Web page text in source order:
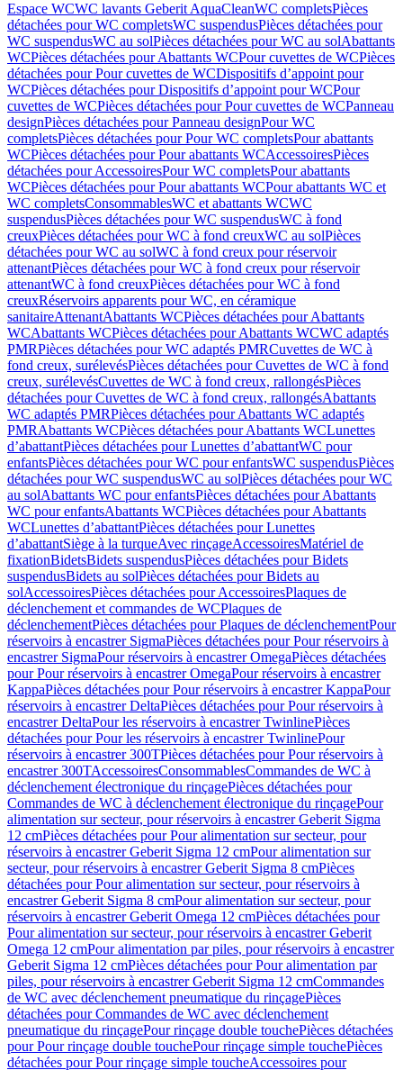
Espace WCWC lavants Geberit AquaCleanWC completsPièces
détachées pour WC completsWC suspendusPièces détachées pour
WC suspendusWC au solPièces détachées pour WC au solAbattants
WCPièces détachées pour Abattants WCPour cuvettes de WCPièces
détachées pour Pour cuvettes de WCDispositifs d’appoint pour
WCPièces détachées pour Dispositifs d’appoint pour WCPour
cuvettes de WCPièces détachées pour Pour cuvettes de WCPanneau
designPièces détachées pour Panneau designPour WC
completsPièces détachées pour Pour WC completsPour abattants
WCPièces détachées pour Pour abattants WCAccessoiresPièces
détachées pour AccessoiresPour WC completsPour abattants
WCPièces détachées pour Pour abattants WCPour abattants WC et
WC completsConsommablesWC et abattants WCWC
suspendusPièces détachées pour WC suspendusWC à fond
creuxPièces détachées pour WC à fond creuxWC au solPièces
détachées pour WC au solWC à fond creux pour réservoir
attenantPièces détachées pour WC à fond creux pour réservoir
attenantWC à fond creuxPièces détachées pour WC à fond
creuxRéservoirs apparents pour WC, en céramique
sanitaireAttenantAbattants WCPièces détachées pour Abattants
WCAbattants WCPièces détachées pour Abattants WCWC adaptés
PMRPièces détachées pour WC adaptés PMRCuvettes de WC à
fond creux, surélevésPièces détachées pour Cuvettes de WC à fond
creux, surélevésCuvettes de WC à fond creux, rallongésPièces
détachées pour Cuvettes de WC à fond creux, rallongésAbattants
WC adaptés PMRPièces détachées pour Abattants WC adaptés
PMRAbattants WCPièces détachées pour Abattants WCLunettes
d’abattantPièces détachées pour Lunettes d’abattantWC pour
enfantsPièces détachées pour WC pour enfantsWC suspendusPièces
détachées pour WC suspendusWC au solPièces détachées pour WC
au solAbattants WC pour enfantsPièces détachées pour Abattants
WC pour enfantsAbattants WCPièces détachées pour Abattants
WCLunettes d’abattantPièces détachées pour Lunettes
d’abattantSiège à la turqueAvec rinçageAccessoiresMatériel de
fixationBidetsBidets suspendusPièces détachées pour Bidets
suspendusBidets au solPièces détachées pour Bidets au
solAccessoiresPièces détachées pour AccessoiresPlaques de
déclenchement et commandes de WCPlaques de
déclenchementPièces détachées pour Plaques de déclenchementPour
réservoirs à encastrer SigmaPièces détachées pour Pour réservoirs à
encastrer SigmaPour réservoirs à encastrer OmegaPièces détachées
pour Pour réservoirs à encastrer OmegaPour réservoirs à encastrer
KappaPièces détachées pour Pour réservoirs à encastrer KappaPour
réservoirs à encastrer DeltaPièces détachées pour Pour réservoirs à
encastrer DeltaPour les réservoirs à encastrer TwinlinePièces
détachées pour Pour les réservoirs à encastrer TwinlinePour
réservoirs à encastrer 300TPièces détachées pour Pour réservoirs à
encastrer 300TAccessoiresConsommablesCommandes de WC à
déclenchement électronique du rinçagePièces détachées pour
Commandes de WC à déclenchement électronique du rinçagePour
alimentation sur secteur, pour réservoirs à encastrer Geberit Sigma
12 cmPièces détachées pour Pour alimentation sur secteur, pour
réservoirs à encastrer Geberit Sigma 12 cmPour alimentation sur
secteur, pour réservoirs à encastrer Geberit Sigma 8 cmPièces
détachées pour Pour alimentation sur secteur, pour réservoirs à
encastrer Geberit Sigma 8 cmPour alimentation sur secteur, pour
réservoirs à encastrer Geberit Omega 12 cmPièces détachées pour
Pour alimentation sur secteur, pour réservoirs à encastrer Geberit
Omega 12 cmPour alimentation par piles, pour réservoirs à encastrer
Geberit Sigma 12 cmPièces détachées pour Pour alimentation par
piles, pour réservoirs à encastrer Geberit Sigma 12 cmCommandes
de WC avec déclenchement pneumatique du rinçagePièces
détachées pour Commandes de WC avec déclenchement
pneumatique du rinçagePour rinçage double touchePièces détachées
pour Pour rinçage double touchePour rinçage simple touchePièces
détachées pour Pour rinçage simple toucheAccessoires pour